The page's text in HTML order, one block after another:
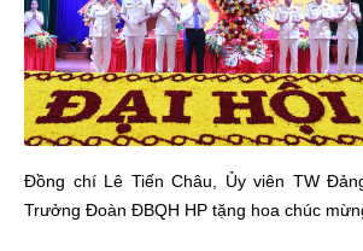
Đồng chí Lê Tiến Châu, Ủy viên TW
Trưởng Đoàn ĐBQH HP tặng hoa chúc